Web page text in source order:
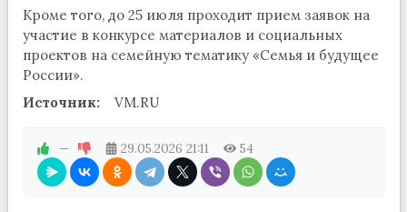
Кроме того, до 25 июля проходит прием заявок на
участие в конкурсе материалов и социальных
проектов на семейную тематику «Семья и будущее
России».
Источник:
VM.RU
— 29.05.2026 21:11 54